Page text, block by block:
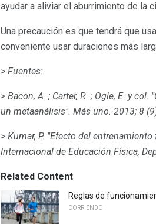
ayudar a aliviar el aburrimiento de la
Una precaución es que tendrá que
conveniente usar duraciones más
> Fuentes:
> Bacon, A .; Carter, R .; Ogle, E. y col.
un metaanálisis". Más uno. 2013; 8
> Kumar, P. "Efecto del
Internacional de Educación Física,
Related Content
Reglas de
CORRIENDO